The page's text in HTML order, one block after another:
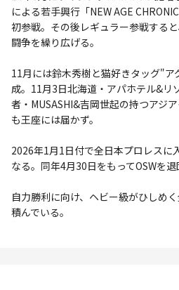
による若手興行「NEW AGE
初参戦。その後レギュラー参戦する
闘争を繰り広げる。
11月には鈴木秀樹と猫好きタッグ"
成。11月3日北海道・アパホテル&リ
者・MUSASHI&吉岡世起の持つアジ
も王座には届かず。
2026年1月1日付で全日本プロレスに
なる。同年4月30日をもってOSWを退
自力勝利に向け、ヘビー級がひしめ
積んでいる。